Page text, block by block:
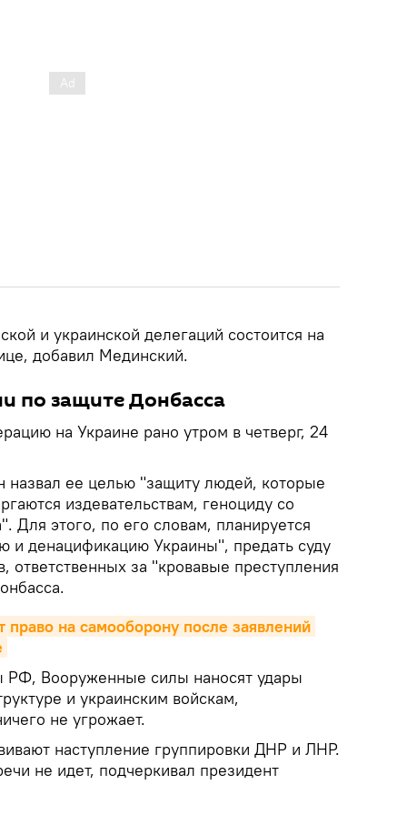
и украинской делегаций состоится на
добавил Мединский.
по защите Донбасса
на Украине рано утром в четверг, 24
назвал ее целью "защиту людей, которые
издевательствам, геноциду со
Для этого, по его словам, планируется
и денацификацию Украины", предать суду
ответственных за "кровавые преступления
на самооборону после заявлений
Вооруженные силы наносят удары
и украинским войскам,
не угрожает.
наступление группировки ДНР и ЛНР.
не идет, подчеркивал президент